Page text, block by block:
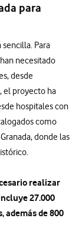
para
Para
necesitado
desde
el proyecto ha
hospitales con
como
donde las
realizar
27.000
además de 800